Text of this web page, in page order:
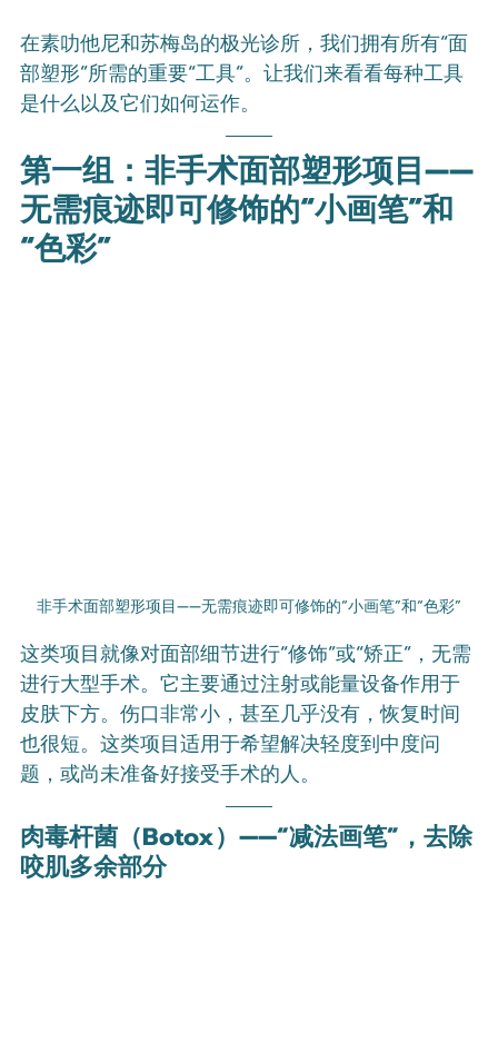
在素叻他尼和苏梅岛的极光诊所，我们拥有所有“面
部塑形”所需的重要“工具”。让我们来看看每种工具
是什么以及它们如何运作。
第一组：非手术面部塑形项目——
无需痕迹即可修饰的“小画笔”和
“色彩”
非手术面部塑形项目——无需痕迹即可修饰的“小画笔”和“色彩”
这类项目就像对面部细节进行“修饰”或“矫正”，无需
进行大型手术。它主要通过注射或能量设备作用于
皮肤下方。伤口非常小，甚至几乎没有，恢复时间
也很短。这类项目适用于希望解决轻度到中度问
题，或尚未准备好接受手术的人。
肉毒杆菌（Botox）——“减法画笔”，去除
咬肌多余部分